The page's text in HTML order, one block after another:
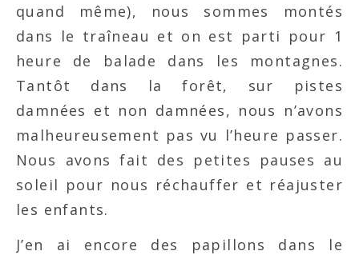
quand même), nous sommes montés
dans le traîneau et on est parti pour 1
heure de balade dans les montagnes.
Tantôt dans la forêt, sur pistes
damnées et non damnées, nous n’avons
malheureusement pas vu l’heure passer.
Nous avons fait des petites pauses au
soleil pour nous réchauffer et réajuster
les enfants.
J’en ai encore des papillons dans le